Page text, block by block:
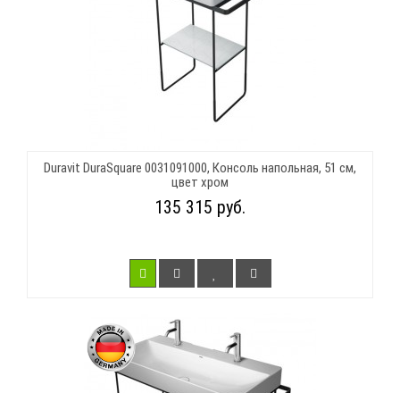
Duravit DuraSquare 0031091000, Консоль напольная, 51 см,
цвет хром
135 315 руб.